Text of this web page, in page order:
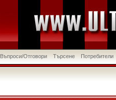
Въпроси/Отговори Търсене Потребители